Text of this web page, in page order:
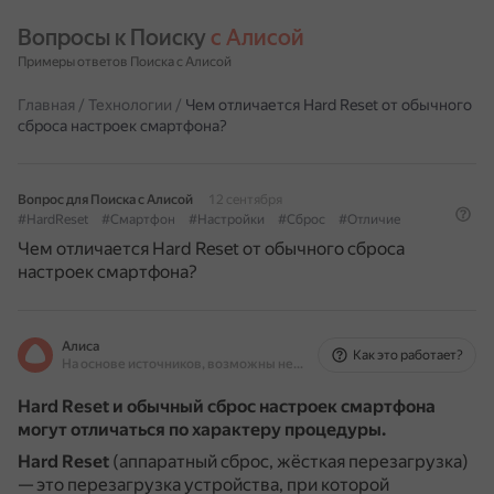
Вопросы к Поиску с Алисой
Примеры ответов Поиска с Алисой
Главная / Технологии / Чем отличается Hard Reset от обычного
сброса настроек смартфона?
Вопрос для Поиска с Алисой
12 сентября
#HardReset
#Смартфон #Настройки #Сброс #Отличие
Чем отличается Hard Reset от обычного сброса
настроек смартфона?
Алиса
На основе источников, возможны неточности
Как это работает?
Hard Reset и обычный сброс настроек смартфона
могут отличаться по характеру процедуры.
Hard Reset (аппаратный сброс, жёсткая перезагрузка)
— это перезагрузка устройства, при которой